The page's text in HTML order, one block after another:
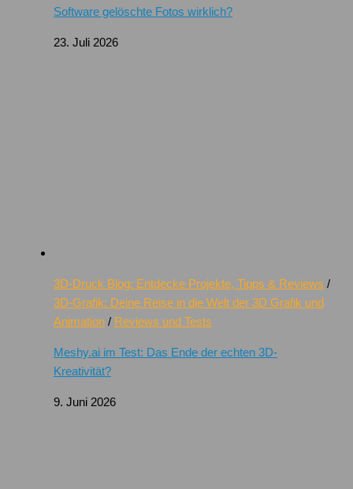
Software gelöschte Fotos wirklich?
23. Juli 2026
3D-Druck Blog: Entdecke Projekte, Tipps & Reviews /
3D-Grafik: Deine Reise in die Welt der 3D Grafik und
Animation / Reviews und Tests
Meshy.ai im Test: Das Ende der echten 3D-
Kreativität?
9. Juni 2026